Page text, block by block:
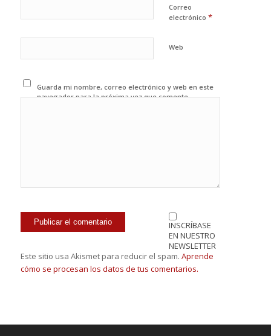
Correo
electrónico *
Web
Guarda mi nombre, correo electrónico y web en este
navegador para la próxima vez que comente.
INSCRÍBASE
EN NUESTRO
NEWSLETTER
Este sitio usa Akismet para reducir el spam. Aprende
cómo se procesan los datos de tus comentarios.